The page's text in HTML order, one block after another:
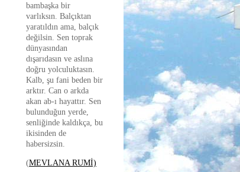
bambaşka bir
varlıksın. Balçıktan
yaratıldın ama, balçık
değilsin. Sen toprak
dünyasından
dışarıdasın ve aslına
doğru yolculuktasın.
Kalb, şu fani beden bir
arktır. Can o arkda
akan ab-ı hayattır. Sen
bulunduğun yerde,
senliğinde kaldıkça, bu
ikisinden de
habersizsin.
(MEVLANA RUMİ)